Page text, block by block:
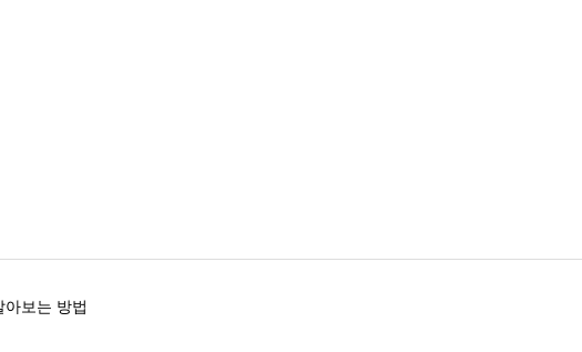
보는 방법